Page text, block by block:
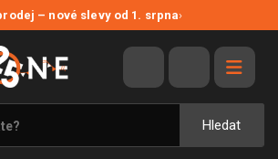
– nové slevy od 1. srpna›
Hledat